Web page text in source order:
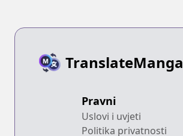
TranslateManga
Pravni
Uslovi i uvjeti
Politika privatnosti